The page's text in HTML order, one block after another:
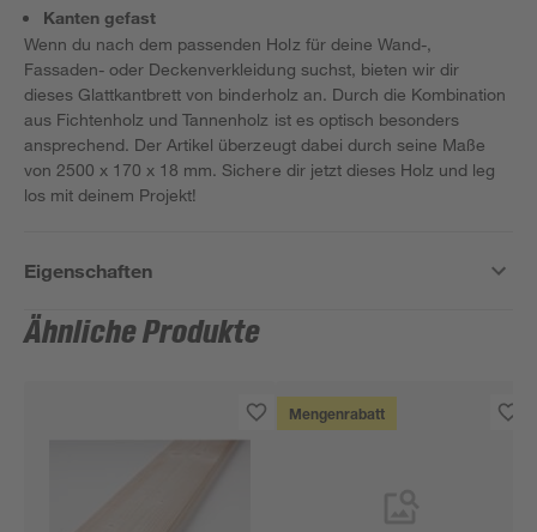
Kanten gefast
Wenn du nach dem passenden Holz für deine Wand-,
Fassaden- oder Deckenverkleidung suchst, bieten wir dir
dieses Glattkantbrett von binderholz an. Durch die Kombination
aus Fichtenholz und Tannenholz ist es optisch besonders
ansprechend. Der Artikel überzeugt dabei durch seine Maße
von 2500 x 170 x 18 mm. Sichere dir jetzt dieses Holz und leg
los mit deinem Projekt!
Eigenschaften
Ähnliche Produkte
Mengenrabatt